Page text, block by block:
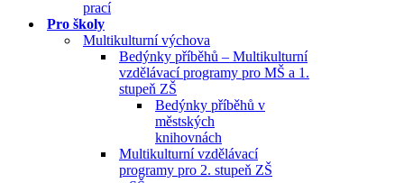
prací
Pro školy
Multikulturní výchova
Bedýnky příběhů – Multikulturní
vzdělávací programy pro MŠ a 1.
stupeň ZŠ
Bedýnky příběhů v
městských
knihovnách
Multikulturní vzdělávací
programy pro 2. stupeň ZŠ